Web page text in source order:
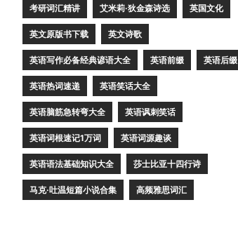
考研词汇精讲 艾米莉·狄金森诗选 英国文化
英文原版书下载 英文诗歌
英语写作必备经典谚语大全 英语前缀 英语后缀
英语热词速递 英语笑话大全
英语脑筋急转弯大全 英语讽刺笑话
英语词根速记1万词 英语词源趣谈
英语语法基础知识大全 莎士比亚十四行诗
马克·吐温短篇小说合集 高频雅思词汇